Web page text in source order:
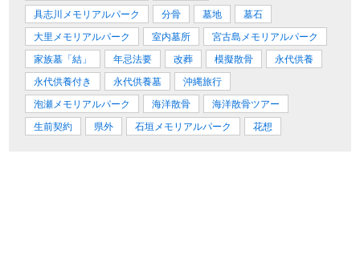
具志川メモリアルパーク
分骨 墓地
墓石
大里メモリアルパーク
室内墓所
宮古島メモリアルパーク
家族墓「結」
年忌法要 改葬 模擬散骨
永代供養
永代供養付き
永代供養墓
沖縄旅行
泡瀬メモリアルパーク
海洋散骨
海洋散骨ツアー
生前契約
県外 石垣メモリアルパーク 花想